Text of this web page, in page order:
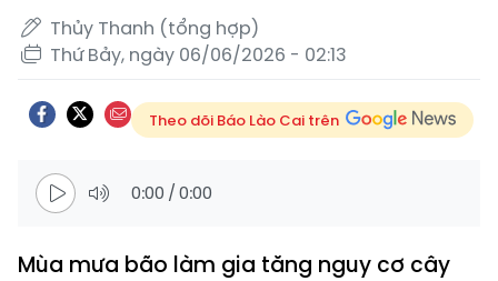
Thủy Thanh (tổng hợp)
Thứ Bảy, ngày 06/06/2026 - 02:13
Theo dõi Báo Lào Cai trên
0:00 /0:00
Mùa mưa bão làm gia tăng nguy cơ cây